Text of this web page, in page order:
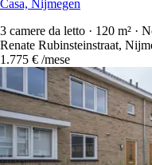
Casa, Nijmegen
3 camere da letto · 120 m² ·
Renate Rubinsteinstraat,
1.775 € /mese